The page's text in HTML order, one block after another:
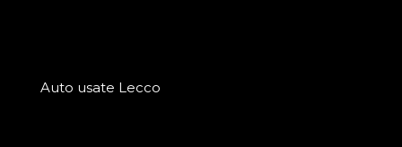
Auto usate Lecco